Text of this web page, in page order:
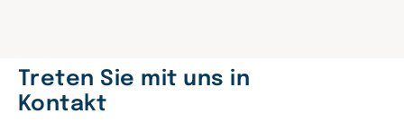
Treten Sie mit uns in
Kontakt